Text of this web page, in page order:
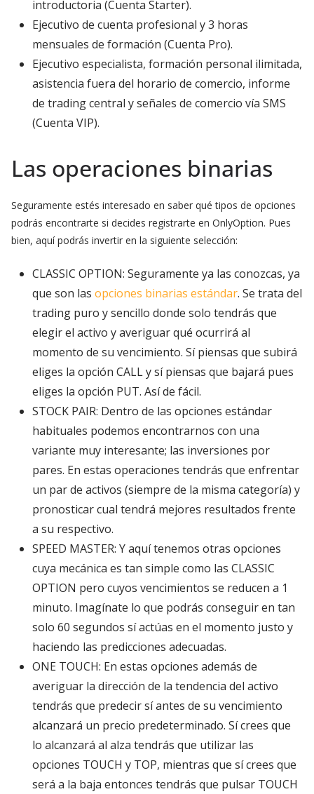
introductoria (Cuenta Starter).
Ejecutivo de cuenta profesional y 3 horas
mensuales de formación (Cuenta Pro).
Ejecutivo especialista, formación personal ilimitada,
asistencia fuera del horario de comercio, informe
de trading central y señales de comercio vía SMS
(Cuenta VIP).
Las operaciones binarias
Seguramente estés interesado en saber qué tipos de opciones
podrás encontrarte si decides registrarte en OnlyOption. Pues
bien, aquí podrás invertir en la siguiente selección:
CLASSIC OPTION: Seguramente ya las conozcas, ya
que son las opciones binarias estándar. Se trata del
trading puro y sencillo donde solo tendrás que
elegir el activo y averiguar qué ocurrirá al
momento de su vencimiento. Sí piensas que subirá
eliges la opción CALL y sí piensas que bajará pues
eliges la opción PUT. Así de fácil.
STOCK PAIR: Dentro de las opciones estándar
habituales podemos encontrarnos con una
variante muy interesante; las inversiones por
pares. En estas operaciones tendrás que enfrentar
un par de activos (siempre de la misma categoría) y
pronosticar cual tendrá mejores resultados frente
a su respectivo.
SPEED MASTER: Y aquí tenemos otras opciones
cuya mecánica es tan simple como las CLASSIC
OPTION pero cuyos vencimientos se reducen a 1
minuto. Imagínate lo que podrás conseguir en tan
solo 60 segundos sí actúas en el momento justo y
haciendo las predicciones adecuadas.
ONE TOUCH: En estas opciones además de
averiguar la dirección de la tendencia del activo
tendrás que predecir sí antes de su vencimiento
alcanzará un precio predeterminado. Sí crees que
lo alcanzará al alza tendrás que utilizar las
opciones TOUCH y TOP, mientras que sí crees que
será a la baja entonces tendrás que pulsar TOUCH